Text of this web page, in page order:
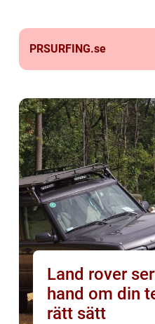
PRSURFING.se
Land rover service
hand om din
rätt sätt